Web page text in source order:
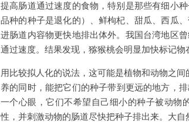
提高肠道通过速度的食物，特别是那些有细小
品种的种子是退化的）、鲜枸杞、甜瓜、西瓜
进肠道内容物更快地排出体外。我国台湾地区
通过速度。结果发现，猕猴桃会明显加快标记物
用比较拟人化的说法，这可能是植物和动物之
养的同时，能把它们的种子带到更远的地方，
一个心眼，它们不希望自己细小的种子被动物
性，并刺激动物的肠道尽快把种子排出来。大自